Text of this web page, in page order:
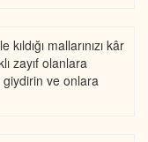
mallarınızı kâr
zayıf olanlara
ve onlara